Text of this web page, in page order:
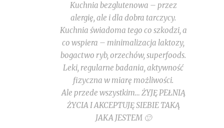
Kuchnia bezglutenowa – przez
alergię, ale i dla dobra tarczycy.
Kuchnia świadoma tego co szkodzi, a
co wspiera – minimalizacja laktozy,
bogactwo ryb, orzechów, superfoods.
Leki, regularne badania, aktywność
fizyczna w miarę możliwości.
Ale przede wszystkim… ŻYJĘ PEŁNIĄ
ŻYCIA I AKCEPTUJĘ SIEBIE TAKĄ
JAKA JESTEM 🙂